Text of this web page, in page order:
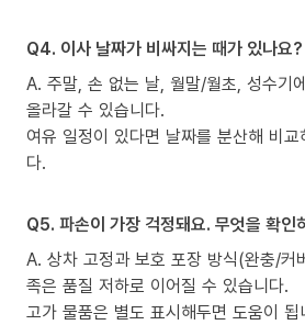
Q4. 이사 날짜가 비싸지는 때가 있나요?
A. 주말, 손 없는 날, 월말/월초, 성수기
올라갈 수 있습니다.
여유 일정이 있다면 날짜를 분산해 비
다.
Q5. 파손이 가장 걱정돼요. 무엇을 확인
A. 상차 고정과 보호 포장 방식(완충/커
족은 품질 저하로 이어질 수 있습니다.
고가 물품은 별도 표시해두면 도움이 됩